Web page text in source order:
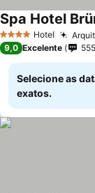
4 EstrelasHotel
Spa Hotel
9,0 Excelente 555
Selecione as
exatos.